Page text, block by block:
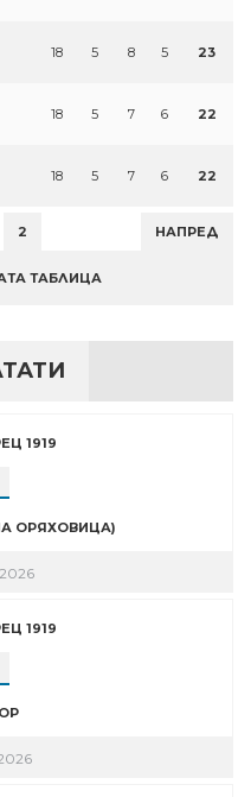
18 5 8 5 23
18 5 7 6 22
18 5 7 6 22
2 НАПРЕД
ТАБЛИЦА
1919
ОРЯХОВИЦА)
1919